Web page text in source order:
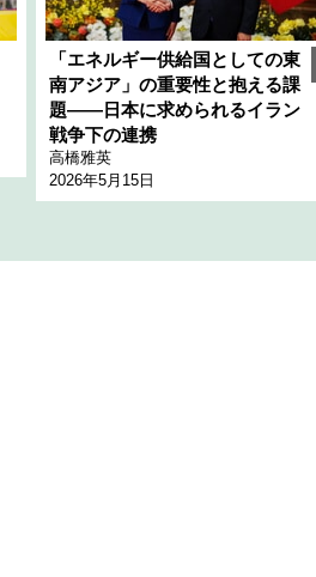
「エネルギー供給国としての東
南アジア」の重要性と抱える課
題――日本に求められるイラン
戦争下の連携
高橋雅英
2026年5月15日